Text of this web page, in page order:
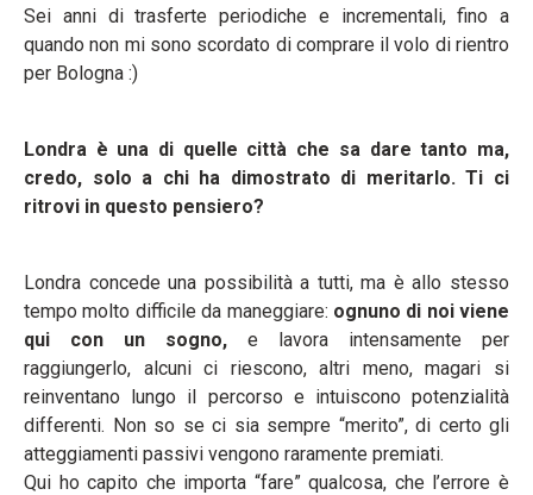
Sei anni di trasferte periodiche e incrementali, fino a
quando non mi sono scordato di comprare il volo di rientro
per Bologna :)
Londra è una di quelle città che sa dare tanto ma,
credo, solo a chi ha dimostrato di meritarlo. Ti ci
ritrovi in questo pensiero?
Londra concede una possibilità a tutti, ma è allo stesso
tempo molto difficile da maneggiare: ognuno di noi viene
qui con un sogno, e lavora intensamente per
raggiungerlo, alcuni ci riescono, altri meno, magari si
reinventano lungo il percorso e intuiscono potenzialità
differenti. Non so se ci sia sempre “merito”, di certo gli
atteggiamenti passivi vengono raramente premiati.
Qui ho capito che importa “fare” qualcosa, che l’errore è